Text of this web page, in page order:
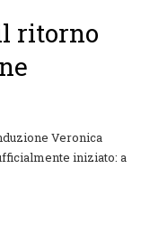
ritorno
Veronica
iniziato: a